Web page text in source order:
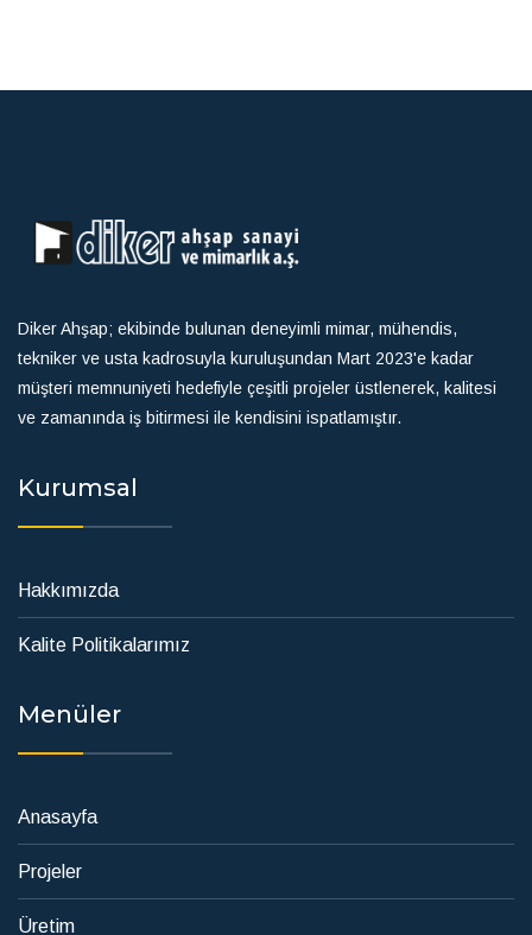
Diker Ahşap; ekibinde bulunan deneyimli mimar, mühendis,
tekniker ve usta kadrosuyla kuruluşundan Mart 2023'e kadar
müşteri memnuniyeti hedefiyle çeşitli projeler üstlenerek, kalitesi
ve zamanında iş bitirmesi ile kendisini ispatlamıştır.
Kurumsal
Hakkımızda
Kalite Politikalarımız
Menüler
Anasayfa
Projeler
Üretim